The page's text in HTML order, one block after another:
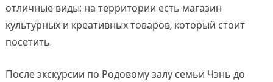
отличные виды; на территории есть магазин
культурных и креативных товаров, который стоит
посетить.
После экскурсии по Родовому залу семьи Чэнь до